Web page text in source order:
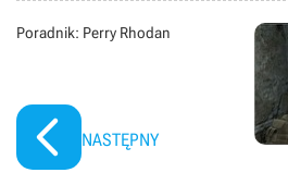
Poradnik: Perry Rhodan
NASTĘPNY